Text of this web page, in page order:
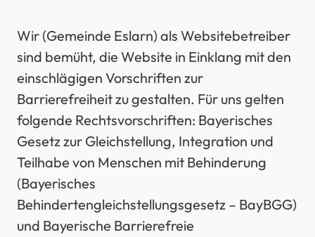
Wir (Gemeinde Eslarn) als Websitebetreiber
sind bemüht, die Website in Einklang mit den
einschlägigen Vorschriften zur
Barrierefreiheit zu gestalten. Für uns gelten
folgende Rechtsvorschriften: Bayerisches
Gesetz zur Gleichstellung, Integration und
Teilhabe von Menschen mit Behinderung
(Bayerisches
Behindertengleichstellungsgesetz – BayBGG)
und Bayerische Barrierefreie